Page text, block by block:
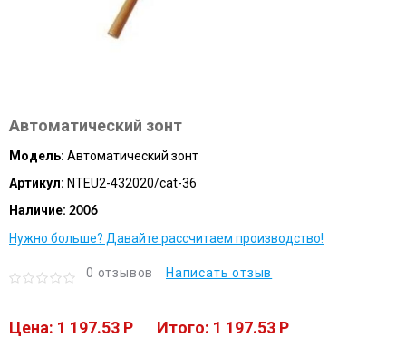
Автоматический зонт
Модель: Автоматический зонт
Артикул: NTEU2-432020/cat-36
Наличие: 2006
Нужно больше? Давайте рассчитаем производство!
0 отзывов Написать отзыв
Цена: 1 197.53 P Итого: 1 197.53 P